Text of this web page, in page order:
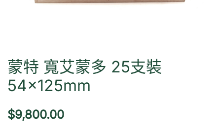
蒙特 寬艾蒙多 25支裝
54×125mm
$9,800.00